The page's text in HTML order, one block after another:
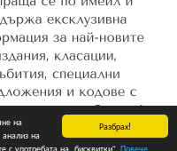
Разбрах!
на
анализ на
употребата на „бисквитки“. Повече